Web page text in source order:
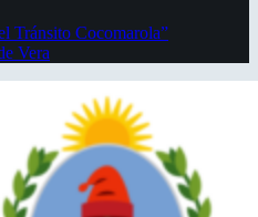
Tránsito Cocomarola”
Vera